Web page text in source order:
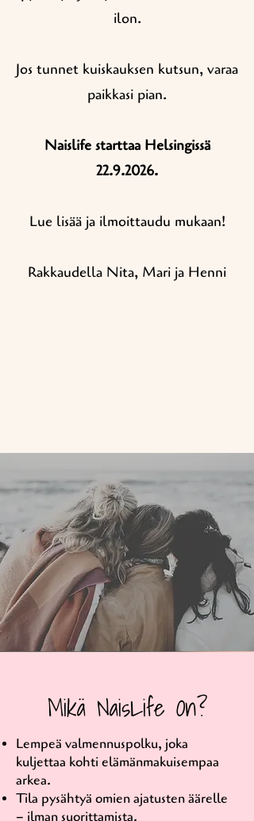
ilon.​
Jos tunnet kuiskauksen kutsun, varaa
paikkasi pian.
Naislife starttaa Helsingissä
22.9.2026.
Lue lisää ja ilmoittaudu mukaan!
Rakkaudella Nita, Mari ja Henni
Mikä NaisLife On?
Lempeä valmennuspolku, joka
kuljettaa kohti elämänmakuisempaa
arkea.
Tila pysähtyä omien ajatusten äärelle
– ilman suorittamista.